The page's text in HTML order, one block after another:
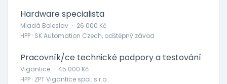
Hardware specialista
Mladá Boleslav · 26 000 Kč
HPP · SK Automation Czech, odštěpný závod
Pracovník/ce technické podpory a testování
Vigantice · 45 000 Kč
HPP · ZPT Vigantice spol. s r.o.